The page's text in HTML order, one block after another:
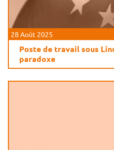
28 Août 2025
Poste de travail sous
paradoxe